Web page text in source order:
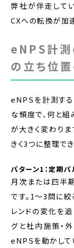
弊社が伴走して
CXへの転換が加
eNPS計測
の立ち位
eNPSを計測する
な頻度で、何と
が大きく変わり
きく3つに整理でき
パターン1：定期
月次または四半
です。1〜3問に
レンドの変化を
グと社内施策・
eNPSを動かして